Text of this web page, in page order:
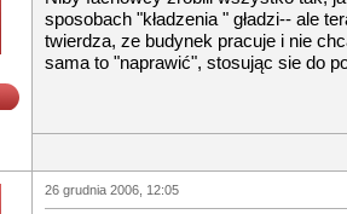
sposobach "kładzenia " gładzi-- ale
twierdza, ze budynek pracuje i nie
sama to "naprawić", stosując sie do
26 grudnia 2006, 12:05